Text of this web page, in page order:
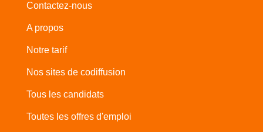
Contactez-nous
A propos
Notre tarif
Nos sites de codiffusion
Tous les candidats
Toutes les offres d'emploi